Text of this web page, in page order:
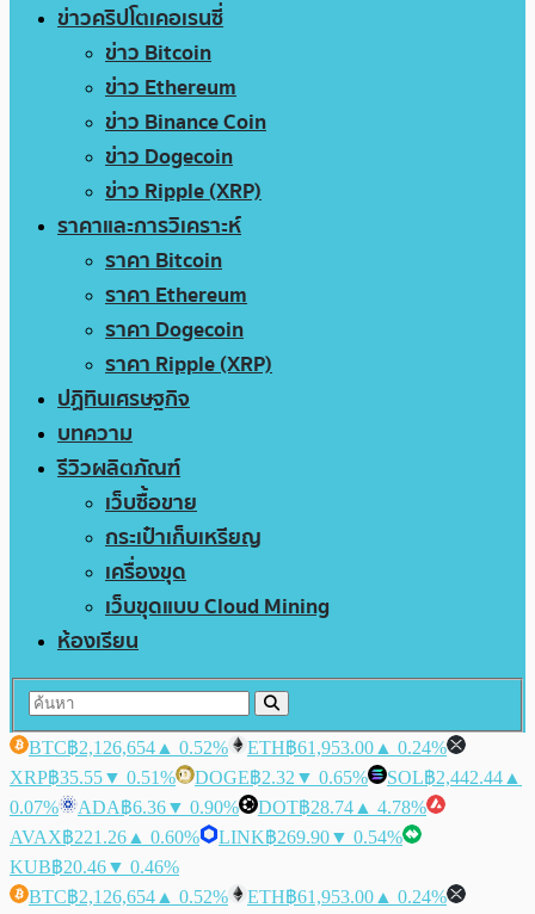
ข่าวคริปโตเคอเรนซี่
ข่าว Bitcoin
ข่าว Ethereum
ข่าว Binance Coin
ข่าว Dogecoin
ข่าว Ripple (XRP)
ราคาและการวิเคราะห์
ราคา Bitcoin
ราคา Ethereum
ราคา Dogecoin
ราคา Ripple (XRP)
ปฏิทินเศรษฐกิจ
บทความ
รีวิวผลิตภัณฑ์
เว็บซื้อขาย
กระเป๋าเก็บเหรียญ
เครื่องขุด
เว็บขุดแบบ Cloud Mining
ห้องเรียน
BTC฿2,126,654 ▲ 0.52% ETH฿61,953.00 ▲ 0.24%
XRP฿35.55▼ 0.51% DOGE฿2.32 ▼ 0.65% SOL฿2,442.44 ▲
0.07%
ADA฿6.36▼ 0.90% DOT฿28.74 ▲ 4.78%
AVAX฿221.26 ▲ 0.60% LINK฿269.90▼ 0.54%
KUB฿20.46▼ 0.46%
BTC฿2,126,654 ▲ 0.52% ETH฿61,953.00 ▲ 0.24%